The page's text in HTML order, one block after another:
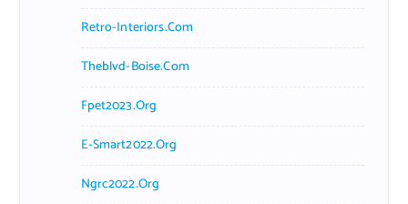
Retro-Interiors.com
Theblvd-Boise.com
Fpet2023.org
E-Smart2022.org
Ngrc2022.org